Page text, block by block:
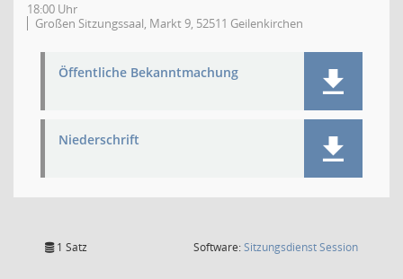
18:00 Uhr
Großen Sitzungssaal, Markt 9, 52511 Geilenkirchen
Öffentliche Bekanntmachung
Niederschrift
1 Satz Software:SitzungsdienstSession(Wird in